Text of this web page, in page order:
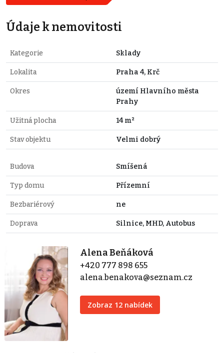
Údaje k nemovitosti
Kategorie Sklady
Lokalita Praha 4, Krč
Okres
území Hlavního města
Prahy
Užitná plocha 14 m²
Stav objektu Velmi dobrý
Budova Smíšená
Typ domu Přízemní
Bezbariérový ne
Doprava Silnice, MHD, Autobus
Alena Beňáková
+420 777 898 655
alena.benakova@seznam.cz
Zobraz 12 nabídek